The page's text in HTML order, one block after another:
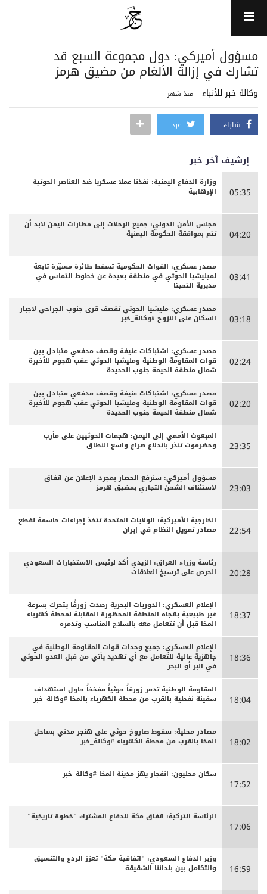
مسؤول أميركي: دول مجموعة السبع قد
تشارك في إزالة الألغام من مضيق هرمز
وكالة خبر للأنباء منذ شهر
شارك غرد
إرشيف آخر خبر
05:35
وزارة الدفاع اليمنية: نفذنا عملا عسكريا ضد العناصر الحوثية
الإرهابية
04:20
مجلس الأمن الدولي: جميع الرحلات إلى مطارات اليمن لابد أن
تتم بموافقة الحكومة اليمنية
03:41
مصدر عسكري: القوات الحكومية تسقط طائرة مسيّرة تابعة
لميليشيا الحوثي في منطقة بعيدة عن خطوط التماس في
مديرية التحيتا
03:18
مصدر عسكري: مليشيا الحوثي تقصف قرى جنوب الجراحي لاجبار
السكان على النزوح #وكالة_خبر
02:24
مصدر عسكري: اشتباكات عنيفة وقصف مدفعي متبادل بين
قوات المقاومة الوطنية ومليشيا الحوثي عقب هجوم للأخيرة
شمال منطقة الحيمة جنوب الحديدة
02:20
مصدر عسكري: اشتباكات عنيفة وقصف مدفعي متبادل بين
قوات المقاومة الوطنية ومليشيا الحوثي عقب هجوم للأخيرة
شمال منطقة الحيمة جنوب الحديدة
23:35
المبعوث الأممي إلى اليمن: هجمات الحوثيين على مأرب
وحضرموت تنذر باندلاع صراع واسع النطاق
23:03
مسؤول أميركي: سنرفع الحصار بمجرد الإعلان عن اتفاق
لاستئناف الشحن التجاري بمضيق هرمز
22:54
الخارجية الأميركية: الولايات المتحدة تتخذ إجراءات حاسمة لقطع
مصادر تمويل النظام في إيران
20:28
رئاسة وزراء العراق: الزيدي أكد لرئيس الاستخبارات السعودي
الحرص على ترسيخ العلاقات
18:37
الإعلام العسكري: الدوريات البحرية رصدت زورقًا يتحرك بسرعة
غير طبيعية باتجاه المنطقة المحظورة المقابلة لمحطة كهرباء
المخا قبل أن تتعامل معه بالسلاح المناسب وتدمره
18:36
الإعلام العسكري: جميع وحدات قوات المقاومة الوطنية في
جاهزية عالية للتعامل مع أي تهديد يأتي من قبل العدو الحوثي
في البر أو البحر
18:04
المقاومة الوطنية تدمر زورقاً حوثياً مفخخاً حاول استهداف
سفينة نفطية بالقرب من محطة الكهرباء بالمخا #وكالة_خبر
18:02
مصادر محلية: سقوط صاروخ حوثي على هنجر مدني بساحل
المخا بالقرب من محطة الكهرباء #وكالة_خبر
17:52
سكان محليون: انفجار يهز مدينة المخا #وكالة_خبر
17:06
الرئاسة التركية: اتفاق مكة للدفاع المشترك "خطوة تاريخية"
16:59
وزير الدفاع السعودي: "اتفاقية مكة" تعزز الردع والتنسيق
والتكامل بين بلداننا الشقيقة